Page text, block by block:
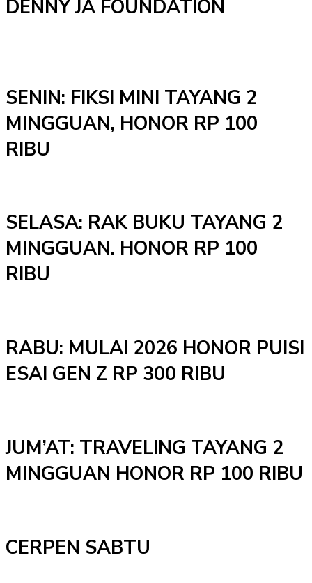
DENNY JA FOUNDATION
SENIN: FIKSI MINI TAYANG 2
MINGGUAN, HONOR RP 100
RIBU
SELASA: RAK BUKU TAYANG 2
MINGGUAN. HONOR RP 100
RIBU
RABU: MULAI 2026 HONOR PUISI
ESAI GEN Z RP 300 RIBU
JUM’AT: TRAVELING TAYANG 2
MINGGUAN HONOR RP 100 RIBU
CERPEN SABTU